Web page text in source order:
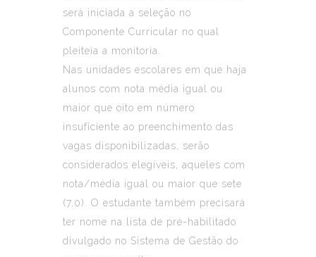
será iniciada a seleção no
Componente Curricular no qual
pleiteia a monitoria.
Nas unidades escolares em que haja
alunos com nota média igual ou
maior que oito em número
insuficiente ao preenchimento das
vagas disponibilizadas, serão
considerados elegíveis, aqueles com
nota/média igual ou maior que sete
(7,0). O estudante também precisará
ter nome na lista de pré-habilitado
divulgado no Sistema de Gestão do